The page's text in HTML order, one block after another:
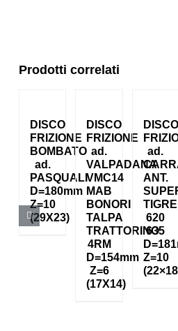
Prodotti correlati
DISCO
FRIZIONE
BOMBATO
ad.
PASQUALI
D=180mm
Z=10
(29X23)
DISCO
FRIZIONE
ad.
VALPADANA
VMC14
MAB
BONORI
TALPA
TRATTORINO
4RM
D=154mm
Z=6
(17X14)
DISCO
ad.
ANT.
TIGRE
620
635
Z=10